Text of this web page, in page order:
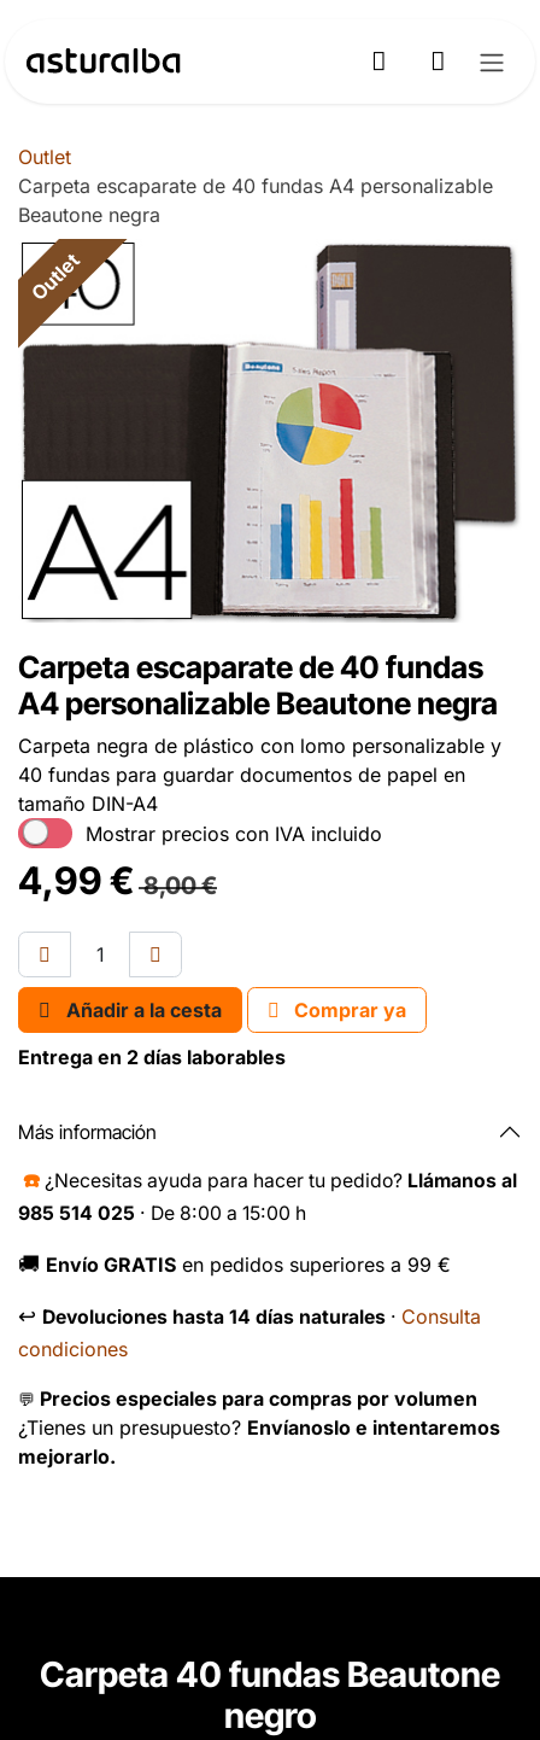
Outlet
Carpeta escaparate de 40 fundas A4 personalizable
Beautone negra
Outlet
Carpeta escaparate de 40 fundas
A4 personalizable Beautone negra
Carpeta negra de plástico con lomo personalizable y
40 fundas para guardar documentos de papel en
tamaño DIN-A4
Mostrar precios con IVA incluido
4,99€ 8,00€
Añadir a la cesta
Comprar ya
Entrega en 2 días laborables
Más información
☎️ ¿Necesitas ayuda para hacer tu pedido? Llámanos al
985 514 025 · De 8:00 a 15:00 h
🚚 Envío GRATIS en pedidos superiores a 99 €
↩️ Devoluciones hasta 14 días naturales · Consulta
condiciones
💬 Precios especiales para compras por volumen
¿Tienes un presupuesto? Envíanoslo e intentaremos
mejorarlo.
Carpeta 40 fundas Beautone
negro